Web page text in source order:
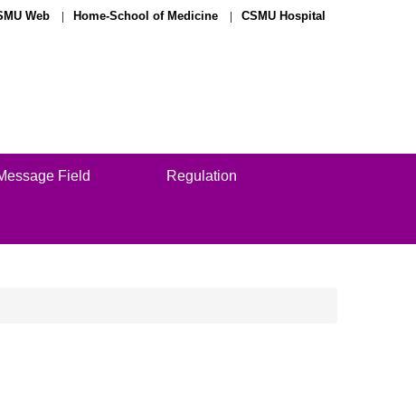
Web Home-School of Medicine CSMU Hospital
Field Regulation